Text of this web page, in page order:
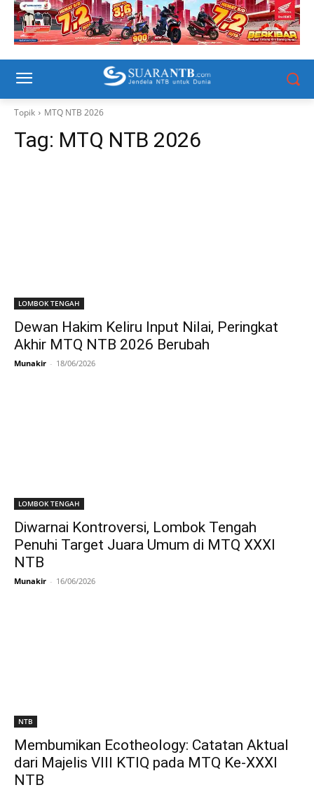
Topik MTQ NTB 2026
Tag: MTQ NTB 2026
LOMBOK TENGAH
Dewan Hakim Keliru Input Nilai, Peringkat
Akhir MTQ NTB 2026 Berubah
Munakir - 18/06/2026
LOMBOK TENGAH
Diwarnai Kontroversi, Lombok Tengah
Penuhi Target Juara Umum di MTQ XXXI
NTB
Munakir - 16/06/2026
NTB
Membumikan Ecotheology: Catatan Aktual
dari Majelis VIII KTIQ pada MTQ Ke-XXXI
NTB